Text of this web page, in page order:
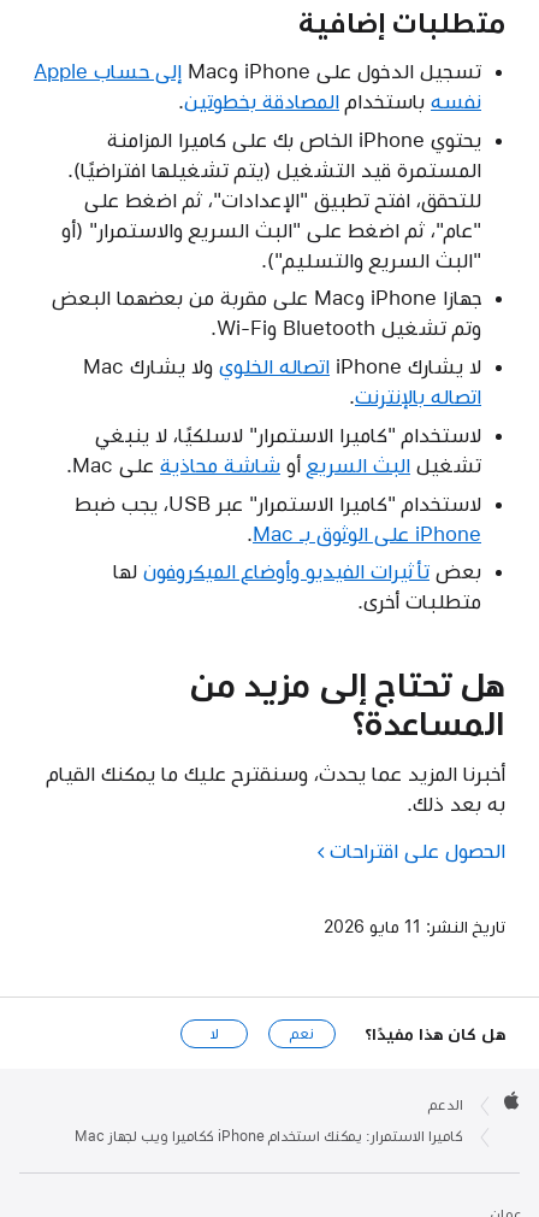
متطلبات إضافية
تسجيل الدخول على iPhone وMac
إلى حساب Apple
نفسهباستخدام المصادقة بخطوتين.
يحتوي iPhone الخاص بك على كاميرا المزامنة
المستمرة قيد التشغيل (يتم تشغيلها افتراضيًا).
للتحقق، افتح تطبيق "الإعدادات"، ثم اضغط على
"عام"، ثم اضغط على "البث السريع والاستمرار" (أو
"البث السريع والتسليم").
جهازا iPhone وMac على مقربة من بعضهما البعض
وتم تشغيل Bluetooth وWi-Fi.
لا يشارك iPhone
اتصاله الخلويولا يشارك Mac
اتصاله بالإنترنت.
لاستخدام "كاميرا الاستمرار" لاسلكيًا، لا ينبغي
تشغيل البث السريع أو شاشة محاذيةعلى Mac.
لاستخدام "كاميرا الاستمرار" عبر USB، يجب ضبط
iPhone على الوثوق بـ Mac
.
بعض تأثيرات الفيديو وأوضاع الميكروفونلها
متطلبات أخرى.
هل تحتاج إلى مزيد من
المساعدة؟
أخبرنا المزيد عما يحدث، وسنقترح عليك ما يمكنك القيام
به بعد ذلك.
الحصول على اقتراحات
تاريخ النشر: 11 مايو 2026
هل كان هذا مفيدًا؟ نعم لا
Footer
الدعم
كاميرا الاستمرار: يمكنك استخدام iPhone ككاميرا ويب لجهاز Mac